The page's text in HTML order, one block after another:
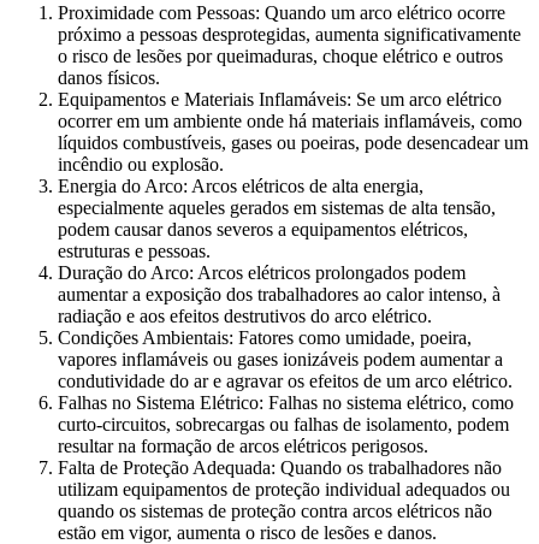
Proximidade com Pessoas: Quando um arco elétrico ocorre
próximo a pessoas desprotegidas, aumenta significativamente
o risco de lesões por queimaduras, choque elétrico e outros
danos físicos.
Equipamentos e Materiais Inflamáveis: Se um arco elétrico
ocorrer em um ambiente onde há materiais inflamáveis, como
líquidos combustíveis, gases ou poeiras, pode desencadear um
incêndio ou explosão.
Energia do Arco: Arcos elétricos de alta energia,
especialmente aqueles gerados em sistemas de alta tensão,
podem causar danos severos a equipamentos elétricos,
estruturas e pessoas.
Duração do Arco: Arcos elétricos prolongados podem
aumentar a exposição dos trabalhadores ao calor intenso, à
radiação e aos efeitos destrutivos do arco elétrico.
Condições Ambientais: Fatores como umidade, poeira,
vapores inflamáveis ou gases ionizáveis podem aumentar a
condutividade do ar e agravar os efeitos de um arco elétrico.
Falhas no Sistema Elétrico: Falhas no sistema elétrico, como
curto-circuitos, sobrecargas ou falhas de isolamento, podem
resultar na formação de arcos elétricos perigosos.
Falta de Proteção Adequada: Quando os trabalhadores não
utilizam equipamentos de proteção individual adequados ou
quando os sistemas de proteção contra arcos elétricos não
estão em vigor, aumenta o risco de lesões e danos.